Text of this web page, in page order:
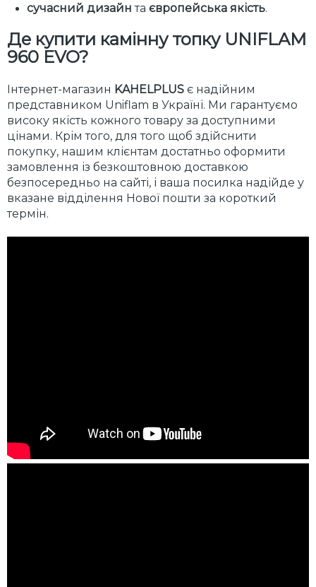
сучасний дизайн та європейська якість.
Де купити камінну топку UNIFLAM
960 EVO?
Інтернет-магазин KAHELPLUS є надійним
представником Uniflam в Україні. Ми гарантуємо
високу якість кожного товару за доступними
цінами. Крім того, для того щоб здійснити
покупку, нашим клієнтам достатньо оформити
замовлення із безкоштовною доставкою
безпосередньо на сайті, і ваша посилка надійде у
вказане відділення Нової пошти за короткий
термін.